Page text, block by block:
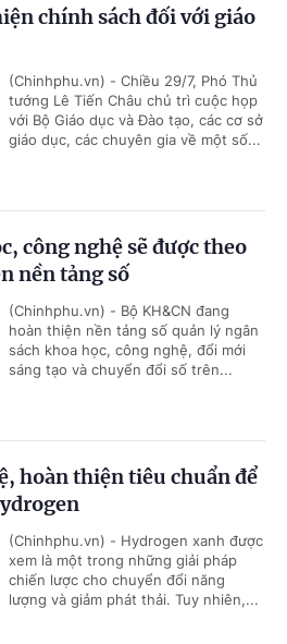
chính sách đối với giáo
(Chinhphu.vn) - Chiều 29/7, Phó Thủ
tướng Lê Tiến Châu chủ trì cuộc họp
với Bộ Giáo dục và Đào tạo, các cơ sở
giáo dục, các chuyên gia về một số...
công nghệ sẽ được theo
nền tảng số
(Chinhphu.vn) - Bộ KH&CN đang
hoàn thiện nền tảng số quản lý ngân
sách khoa học, công nghệ, đổi mới
sáng tạo và chuyển đổi số trên...
hoàn thiện tiêu chuẩn để
(Chinhphu.vn) - Hydrogen xanh được
xem là một trong những giải pháp
chiến lược cho chuyển đổi năng
lượng và giảm phát thải. Tuy nhiên,...